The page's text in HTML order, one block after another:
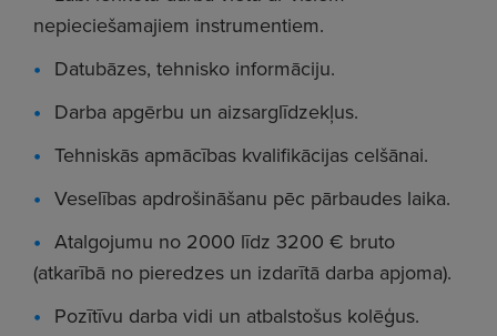
nepieciešamajiem instrumentiem.
Datubāzes, tehnisko informāciju.
Darba apgērbu un aizsarglīdzekļus.
Tehniskās apmācības kvalifikācijas celšānai.
Veselības apdrošināšanu pēc pārbaudes laika.
Atalgojumu no 2000 līdz 3200 € bruto
(atkarībā no pieredzes un izdarītā darba apjoma).
Pozītīvu darba vidi un atbalstošus kolēģus.